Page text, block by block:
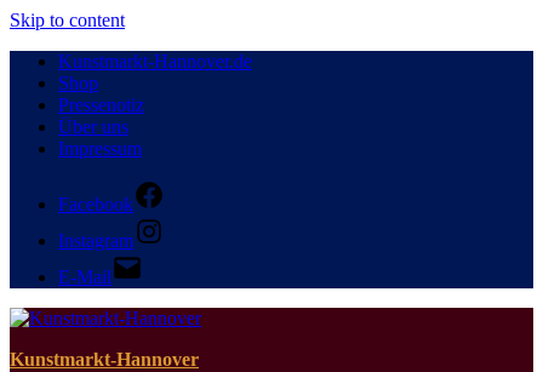
Skip to content
Kunstmarkt-Hannover.de
Shop
Pressenotiz
Über uns
Impressum
Facebook
Instagram
E-Mail
Kunstmarkt-Hannover